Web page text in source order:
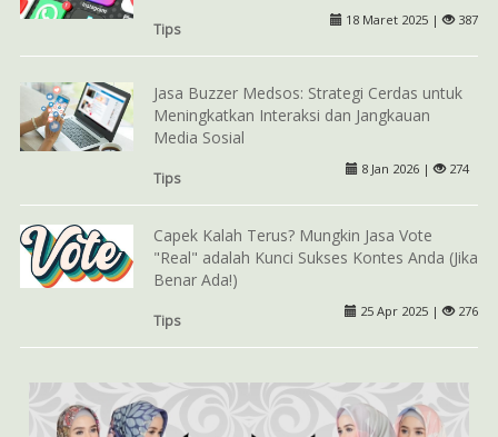
Tips
18 Maret 2025 | 387
Jasa Buzzer Medsos: Strategi Cerdas untuk
Meningkatkan Interaksi dan Jangkauan
Media Sosial
Tips
8 Jan 2026 | 274
Capek Kalah Terus? Mungkin Jasa Vote
"Real" adalah Kunci Sukses Kontes Anda (Jika
Benar Ada!)
Tips
25 Apr 2025 | 276